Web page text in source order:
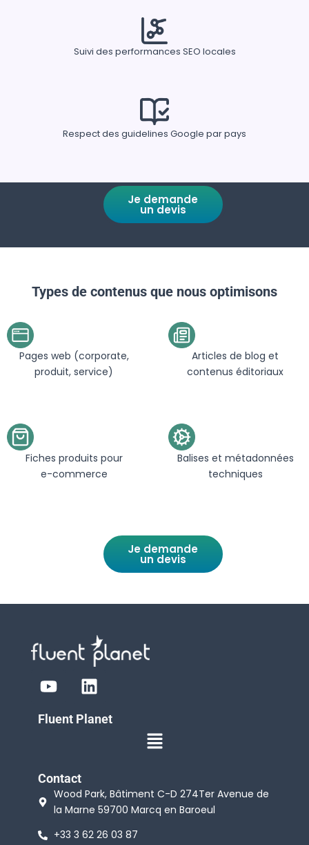
Suivi des performances SEO locales
Respect des guidelines Google par pays
Je demande
un devis
Types de contenus que nous optimisons
Pages web (corporate,
produit, service)
Articles de blog et
contenus éditoriaux
Fiches produits pour
e-commerce
Balises et métadonnées
techniques
Je demande
un devis
Y
o
u
t
e
L
i
n
k
n
Fluent Planet
Menu
Contact
Wood Park, Bâtiment C-D 274Ter Avenue de
la Marne 59700 Marcq en Baroeul
+33 3 62 26 03 87